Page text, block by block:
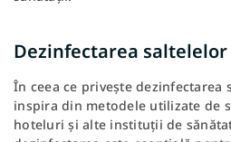
Dezinfectarea
În ceea ce privește dezinfectarea
inspira din metodele utilizate de
hoteluri și alte instituții de